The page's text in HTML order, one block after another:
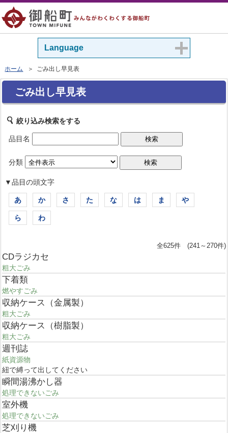
Language
ホーム ＞ ごみ出し早見表
ごみ出し早見表
絞り込み検索をする
品目名
分類
▼品目の頭文字
あ か さ た な は ま や
ら わ
全625件 (241～270件)
CDラジカセ
粗大ごみ
下着類
燃やすごみ
収納ケース（金属製）
粗大ごみ
収納ケース（樹脂製）
粗大ごみ
週刊誌
紙資源物
紐で縛って出してください
瞬間湯沸かし器
処理できないごみ
室外機
処理できないごみ
芝刈り機